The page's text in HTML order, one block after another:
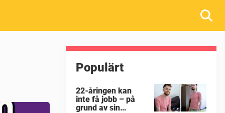
Populärt
22-åringen kan
inte få jobb – på
grund av sin